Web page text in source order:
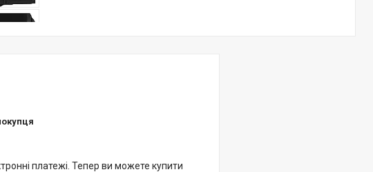
платежі. Тепер ви можете купити